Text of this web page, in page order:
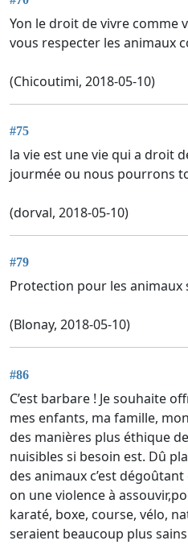
Yon le droit de vivre comme
vous respecter les animaux
(Chicoutimi, 2018-05-10)
#75
la vie est une vie qui a droit
jourmée ou nous pourrons
(dorval, 2018-05-10)
#79
Protection pour les animaux
(Blonay, 2018-05-10)
#86
C’est barbare ! Je souhaite
mes enfants, ma famille,
des manières plus éthique
nuisibles si besoin est. Dû
des animaux c’est
on une violence à
karaté, boxe, course, vélo,
seraient beaucoup plus